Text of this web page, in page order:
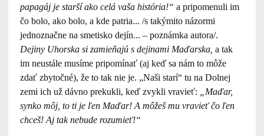
papagáj je starší ako celá vaša história!“ a pripomenuli im
čo bolo, ako bolo, a kde patria... /s takýmito názormi
jednoznačne na smetisko dejín... – poznámka autora/.
Dejiny Uhorska si zamieňajú s dejinami Maďarska, a tak
im neustále musíme pripomínať (aj keď sa nám to môže
zdať zbytočné), že to tak nie je. „Naši starí“ tu na Dolnej
zemi ich už dávno prekukli, keď zvykli vravieť:
„Maďar,
synko môj, to ti je ľen Maďar! A môžeš mu vravieť čo ľen
chceš! Aj tak nebude rozumieť!“